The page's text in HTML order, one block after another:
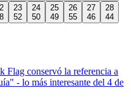
23
52
24
50
25
49
26
55
27
46
28
44
Flag conservó la referencia a
- lo más interesante del 4 de